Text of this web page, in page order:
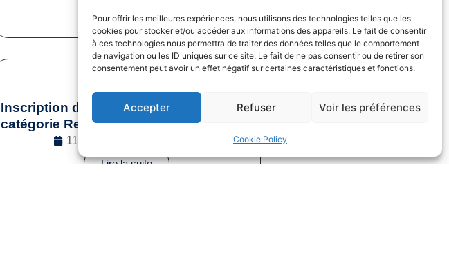
Pour offrir les meilleures expériences, nous utilisons des technologies telles que les
cookies pour stocker et/ou accéder aux informations des appareils. Le fait de consentir
à ces technologies nous permettra de traiter des données telles que le comportement
de navigation ou les ID uniques sur ce site. Le fait de ne pas consentir ou de retirer son
consentement peut avoir un effet négatif sur certaines caractéristiques et fonctions.
Accepter Refuser Voir les préférences
Cookie Policy
Inscription des sportifs dans la
catégorie Reconversion
11/12/2024
Lire la suite